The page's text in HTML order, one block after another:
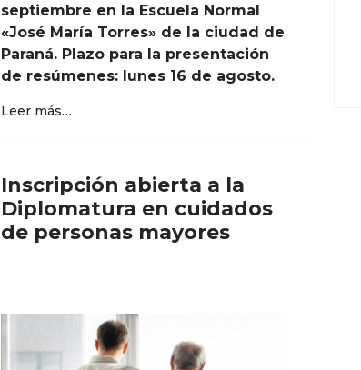
septiembre en la Escuela Normal
«José María Torres» de la ciudad de
Paraná. Plazo para la presentación
de resúmenes: lunes 16 de agosto.
Leer más…
Inscripción abierta a la
Diplomatura en cuidados
de personas mayores